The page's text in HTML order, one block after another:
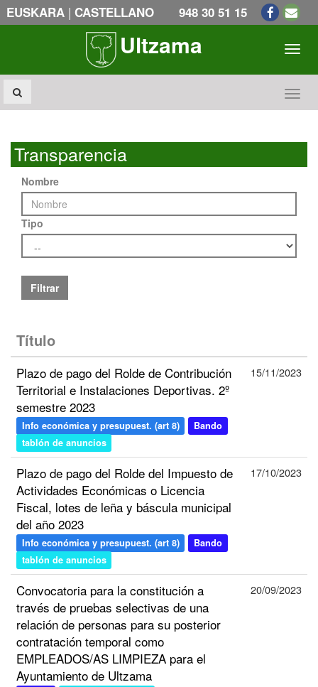
EUSKARA | CASTELLANO 948 30 51 15
Ultzama
Transparencia
Nombre
Tipo
Filtrar
Título
Plazo de pago del Rolde de Contribución
Territorial e Instalaciones Deportivas. 2º
semestre 2023
Info económica y presupuest. (art 8)
Bando
tablón de anuncios
15/11/2023
Plazo de pago del Rolde del Impuesto de
Actividades Económicas o Licencia
Fiscal, lotes de leña y báscula municipal
del año 2023
Info económica y presupuest. (art 8)
Bando
tablón de anuncios
17/10/2023
Convocatoria para la constitución a
través de pruebas selectivas de una
relación de personas para su posterior
contratación temporal como
EMPLEADOS/AS LIMPIEZA para el
Ayuntamiento de Ultzama
20/09/2023